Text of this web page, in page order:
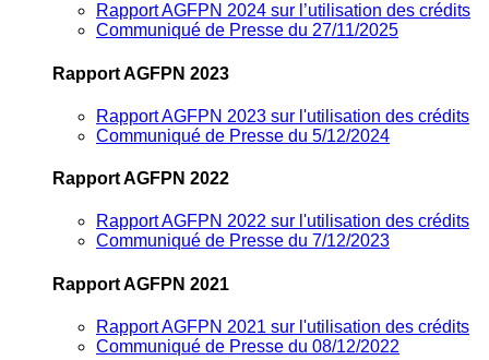
Rapport AGFPN 2024 sur l’utilisation des crédits
Communiqué de Presse du 27/11/2025
Rapport AGFPN 2023
Rapport AGFPN 2023 sur l'utilisation des crédits
Communiqué de Presse du 5/12/2024
Rapport AGFPN 2022
Rapport AGFPN 2022 sur l'utilisation des crédits
Communiqué de Presse du 7/12/2023
Rapport AGFPN 2021
Rapport AGFPN 2021 sur l'utilisation des crédits
Communiqué de Presse du 08/12/2022